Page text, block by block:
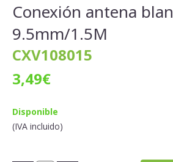
Conexión antena
9.5mm/1.5M
CXV108015
3,49€
Disponible
(IVA incluido)